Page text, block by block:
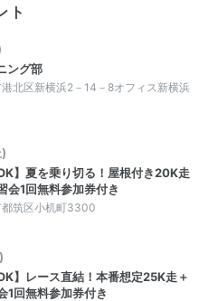
ト
ング部
北区新横浜2－14－8オフィス新横浜
】夏を乗り切る！屋根付き20K走
会1回無料参加券付き
筑区小机町3300
】レース直結！本番想定25K走＋
1回無料参加券付き